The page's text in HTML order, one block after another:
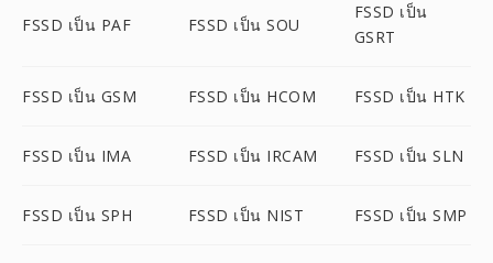
FSSD เป็น PAF FSSD เป็น SOU
FSSD เป็น
GSRT
FSSD เป็น GSM FSSD เป็น HCOM FSSD เป็น HTK
FSSD เป็น IMA FSSD เป็น IRCAM FSSD เป็น SLN
FSSD เป็น SPH FSSD เป็น NIST FSSD เป็น SMP